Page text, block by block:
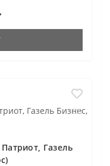
Газель